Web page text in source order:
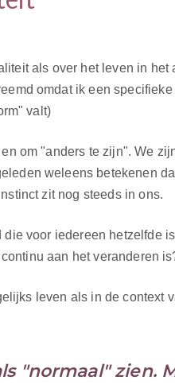
als over het leven in het
omdat ik een
valt)
om "anders te zijn". We
weleens betekenen
zit nog steeds in ons.
voor iedereen hetzelfde
aan het veranderen
leven als in de context
"normaal" zien.